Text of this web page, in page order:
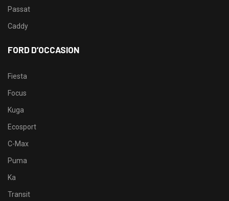
Passat
Caddy
FORD D’OCCASION
Fiesta
Focus
Kuga
Ecosport
C-Max
Puma
Ka
Transit